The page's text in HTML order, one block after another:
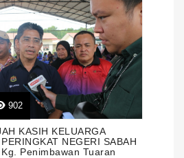
902
KASIH KELUARGA
NEGERI SABAH
Penimbawan Tuaran